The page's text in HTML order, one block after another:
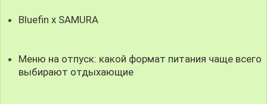
Bluefin x SAMURA
Меню на отпуск: какой формат питания чаще всего
выбирают отдыхающие